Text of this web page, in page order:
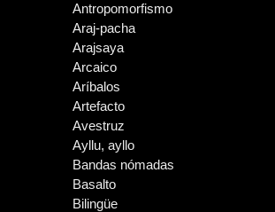
Antropomorfismo
Araj-pacha
Arajsaya
Arcaico
Aríbalos
Artefacto
Avestruz
Ayllu, ayllo
Bandas nómadas
Basalto
Bilingüe